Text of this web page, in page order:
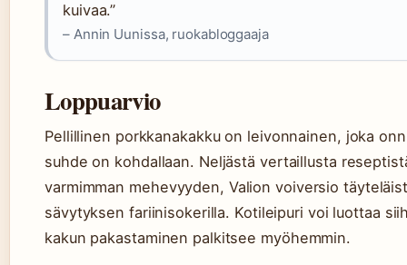
kuivaa.”
– Annin Uunissa, ruokabloggaaja
Loppuarvio
Pellillinen porkkanakakku on leivonnainen, joka
suhde on kohdallaan. Neljästä vertaillusta
varmimman mehevyyden, Valion voiversio
sävytyksen fariinisokerilla. Kotileipuri voi luottaa
kakun pakastaminen palkitsee myöhemmin.